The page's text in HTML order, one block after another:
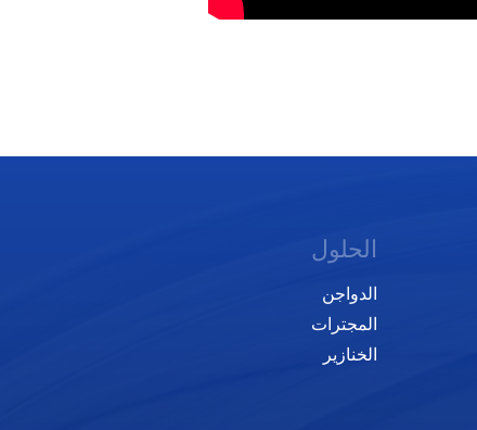
الحلول
الدواجن
المجترات
الخنازير